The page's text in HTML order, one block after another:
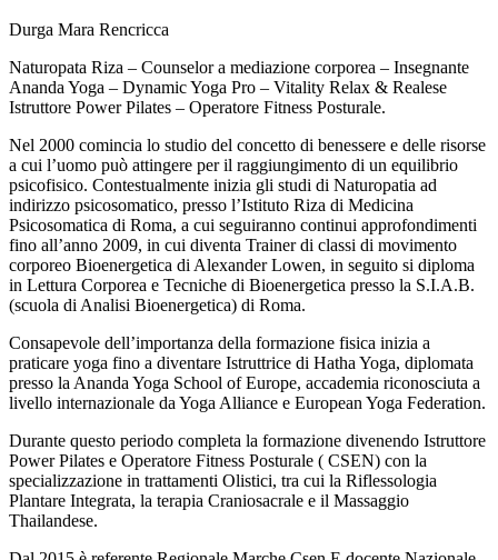
Durga Mara Rencricca
Naturopata Riza – Counselor a mediazione corporea – Insegnante
Ananda Yoga – Dynamic Yoga Pro – Vitality Relax & Realese
Istruttore Power Pilates – Operatore Fitness Posturale.
Nel 2000 comincia lo studio del concetto di benessere e delle risorse
a cui l’uomo può attingere per il raggiungimento di un equilibrio
psicofisico. Contestualmente inizia gli studi di Naturopatia ad
indirizzo psicosomatico, presso l’Istituto Riza di Medicina
Psicosomatica di Roma, a cui seguiranno continui approfondimenti
fino all’anno 2009, in cui diventa Trainer di classi di movimento
corporeo Bioenergetica di Alexander Lowen, in seguito si diploma
in Lettura Corporea e Tecniche di Bioenergetica presso la S.I.A.B.
(scuola di Analisi Bioenergetica) di Roma.
Consapevole dell’importanza della formazione fisica inizia a
praticare yoga fino a diventare Istruttrice di Hatha Yoga, diplomata
presso la Ananda Yoga School of Europe, accademia riconosciuta a
livello internazionale da Yoga Alliance e European Yoga Federation.
Durante questo periodo completa la formazione divenendo Istruttore
Power Pilates e Operatore Fitness Posturale ( CSEN) con la
specializzazione in trattamenti Olistici, tra cui la Riflessologia
Plantare Integrata, la terapia Craniosacrale e il Massaggio
Thailandese.